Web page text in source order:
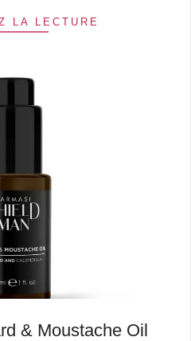
LA LECTURE
& Moustache Oil